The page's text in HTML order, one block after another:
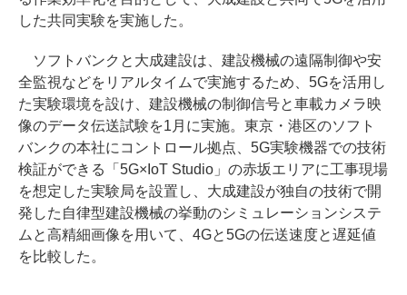
した共同実験を実施した。
ソフトバンクと大成建設は、建設機械の遠隔制御や安
全監視などをリアルタイムで実施するため、5Gを活用し
た実験環境を設け、建設機械の制御信号と車載カメラ映
像のデータ伝送試験を1月に実施。東京・港区のソフト
バンクの本社にコントロール拠点、5G実験機器での技術
検証ができる「5G×IoT Studio」の赤坂エリアに工事現場
を想定した実験局を設置し、大成建設が独自の技術で開
発した自律型建設機械の挙動のシミュレーションシステ
ムと高精細画像を用いて、4Gと5Gの伝送速度と遅延値
を比較した。